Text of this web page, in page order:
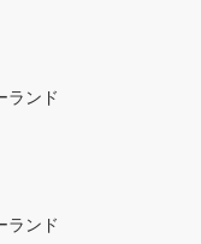
ランド
ランド